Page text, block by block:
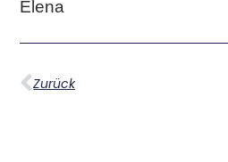
Elena
Zurück